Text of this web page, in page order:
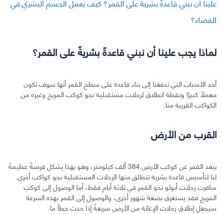
لماذا يجب علينا أن نبني قاعدةً بشريةً على القمر؟
أحد الأسباب التي تدفعنا إلى بناء قاعدة على سطح القمر أنها سوف تكون
معملًا كبيرًا ونقطة انطلاق لرحلات مستقبلية نحو كوكب المريخ وغيره من
الكواكب القريبة منا.
القرب من الأرض
يبعد القمر عن كوكب الأرض 384 ألف كيلومتر، وهو بهذا يشكل فرصةً عظيمةً
لنا لتأسيس قاعدة بشرية تنطلق منها الرحلات المستقبلية نحو كواكب أخرى.
سافرت رحلات أبولو نحو القمر في ثلاثة أيام فقط، أما الوصول إلى كوكب
المريخ فقد يستغرق بضعة شهور أخرى، والوصول إلى القمر بهذه السرعة
سيجعل إطلاق رحلات الإغاثة من الأرض سريعةً إذا حدث خطأ ما.